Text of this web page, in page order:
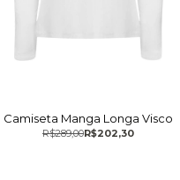
Camiseta Manga Longa Visco
R$202,30
R$289,00